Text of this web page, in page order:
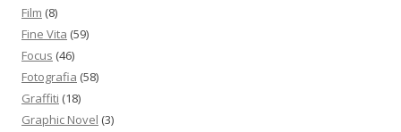
Film (8)
Fine Vita (59)
Focus (46)
Fotografia (58)
Graffiti (18)
Graphic Novel (3)